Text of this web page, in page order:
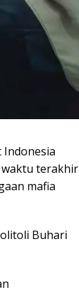
waktu terakhir
mafia
Buhari